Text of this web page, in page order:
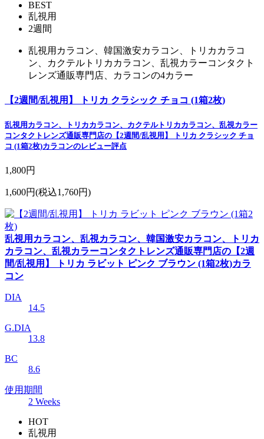
BEST
乱視用
2週間
乱視用カラコン、韓国激安カラコン、トリカカラコ
ン、カクテルトリカカラコン、乱視カラーコンタクト
レンズ通販専門店、カラコンの4カラー
【2週間/乱視用】 トリカ クラシック チョコ (1箱2枚)
乱視用カラコン、トリカカラコン、カクテルトリカカラコン、乱視カラー
コンタクトレンズ通販専門店の【2週間/乱視用】 トリカ クラシック チョ
コ (1箱2枚)カラコンのレビュー評点
1,800円
1,600円(税込1,760円)
乱視用カラコン、乱視カラコン、韓国激安カラコン、トリカ
カラコン、乱視カラーコンタクトレンズ通販専門店の【2週
間/乱視用】 トリカ ラビット ピンク ブラウン (1箱2枚)カラ
コン
DIA
14.5
G.DIA
13.8
BC
8.6
使用期間
2 Weeks
HOT
乱視用